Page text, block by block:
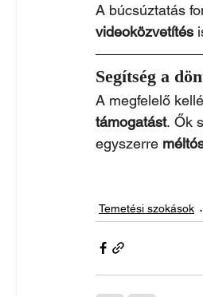
A búcsúztatás
videoközvetítés
Segítség a
A megfelelő
támogatást. Ők
egyszerre
Temetési szokások